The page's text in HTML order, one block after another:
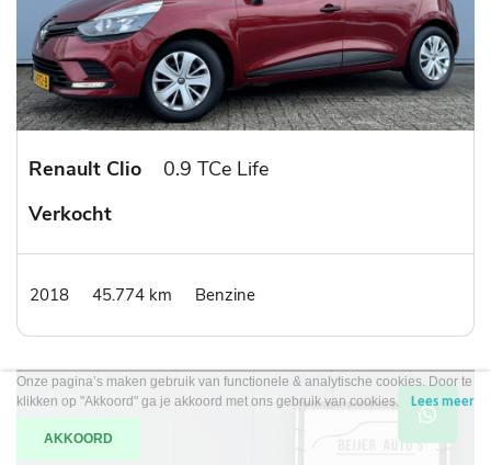
Renault Clio
0.9 TCe Life
Verkocht
2018 45.774 km Benzine
Onze pagina’s maken gebruik van functionele & analytische cookies. Door te
klikken op "Akkoord" ga je akkoord met ons gebruik van cookies.
Lees meer
AKKOORD